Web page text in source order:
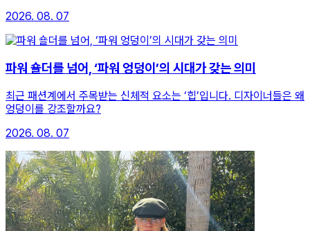
2026. 08. 07
파워 숄더를 넘어, ‘파워 엉덩이’의 시대가 갖는 의미
최근 패션계에서 주목받는 신체적 요소는 ‘힙’입니다. 디자이너들은 왜
엉덩이를 강조할까요?
2026. 08. 07